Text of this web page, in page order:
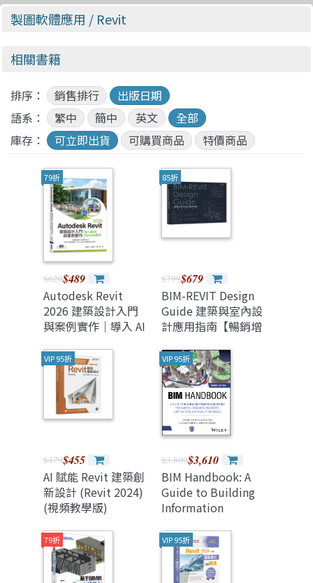
製圖軟體應用 / Revit
相關書籍
排序： 銷售排行
出版日期
語系：
繁中 簡中 英文
全部
庫存：
可立即出貨 可購買商品 特價商品
79折
$620$489
Autodesk Revit
2026 建築設計入門
與案例實作｜導入 AI
85折
$799$679
BIM-REVIT Design
Guide 建築與室內設
計應用指南【暢銷增
VIP 95折
$479$455
AI 賦能 Revit 建築創
新設計 (Revit 2024)
(視頻教學版)
VIP 95折
$3,800$3,610
BIM Handbook: A
Guide to Building
Information
Owners, Designers,
Engineers,
Contractors, and
79折 VIP 95折